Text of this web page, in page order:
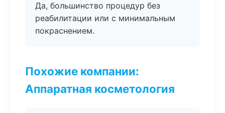
Да, большинство процедур без
реабилитации или с минимальным
покраснением.
Похожие компании:
Аппаратная косметология